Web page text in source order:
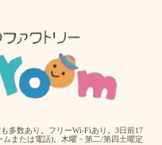
多数あり。フリーWi-Fiあり。3日前17
または電話)。木曜・第二/第四土曜定